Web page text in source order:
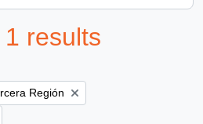
results
Región